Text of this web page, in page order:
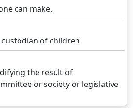
can make.
of children.
the result of
or society or legislative